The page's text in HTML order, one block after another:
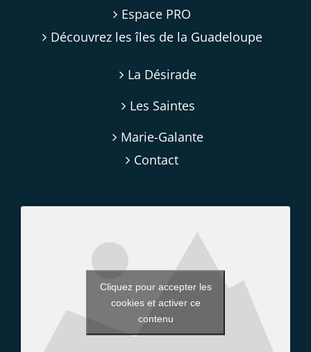
Espace PRO
Découvrez les îles de la Guadeloupe
La Désirade
Les Saintes
Marie-Galante
Contact
Cliquez pour accepter les
cookies et activer ce
contenu